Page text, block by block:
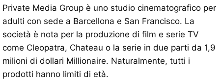
Private Media Group è uno studio cinematografico per
adulti con sede a Barcellona e San Francisco. La
società è nota per la produzione di film e serie TV
come Cleopatra, Chateau o la serie in due parti da 1,9
milioni di dollari Millionaire. Naturalmente, tutti i
prodotti hanno limiti di età.